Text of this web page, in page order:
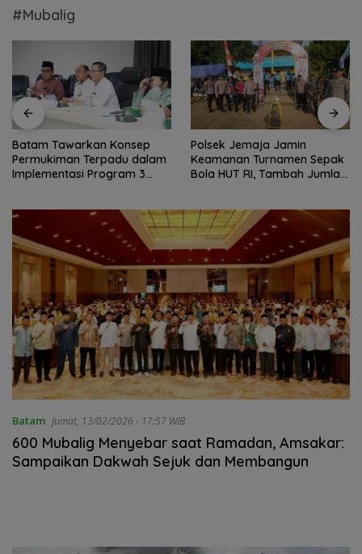
#Mubalig
Batam Tawarkan Konsep
Permukiman Terpadu dalam
Implementasi Program 3
Polsek Jemaja Jamin
Keamanan Turnamen Sepak
Bola HUT RI, Tambah Jumlah
Batam Jumat, 13/02/2026 - 17:57 WIB
600 Mubalig Menyebar saat Ramadan, Amsakar:
Sampaikan Dakwah Sejuk dan Membangun